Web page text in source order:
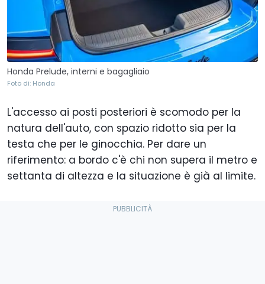
Honda Prelude, interni e bagagliaio
Foto di: Honda
L'accesso ai posti posteriori è scomodo per la
natura dell'auto, con spazio ridotto sia per la
testa che per le ginocchia. Per dare un
riferimento: a bordo c'è chi non supera il metro e
settanta di altezza e la situazione è già al limite.